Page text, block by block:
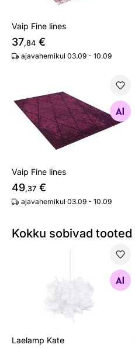
Vaip Fine lines
37,84 €
ajavahemikul 03.09 - 10.09
Vaip Fine lines
Otsi sarnaseid
Vaip Fine lines
49,37 €
ajavahemikul 03.09 - 10.09
Kokku sobivad tooted
Otsi sarnaseid
Laelamp Kate